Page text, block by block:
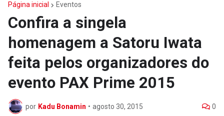
Página inicial Eventos
Confira a singela
homenagem a Satoru Iwata
feita pelos organizadores do
evento PAX Prime 2015
por Kadu Bonamin • agosto 30, 2015 0